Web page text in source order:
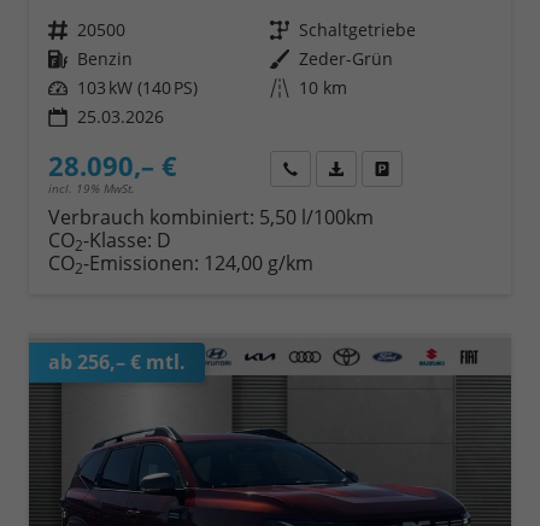
Fahrzeugnr. 20500 Getriebe Schaltgetriebe
Kraftstoff Benzin Außenfarbe Zeder-Grün
Leistung 103 kW (140 PS) Kilometerstand 10 km
25.03.2026
28.090,– €
incl. 19% MwSt.
Wir rufen Sie anFahrzeugexposé (PDF)
Verbrauch kombiniert: 5,50 l/100km
CO2-Klasse: D
CO2-Emissionen: 124,00 g/km
ab 256,– € mtl.